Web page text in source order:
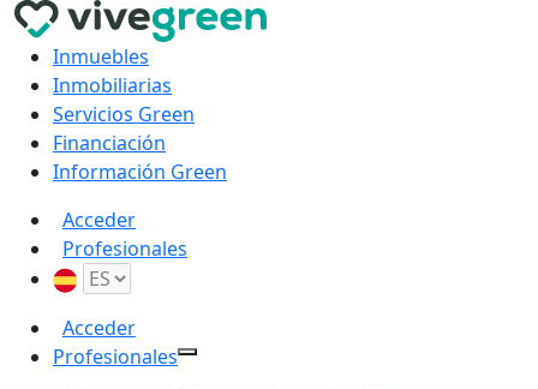
Inmuebles
Inmobiliarias
Servicios Green
Financiación
Información Green
Acceder
Profesionales
Acceder
Profesionales